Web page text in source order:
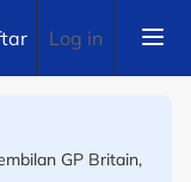
Log in
GP Britain,
akhir! Wan